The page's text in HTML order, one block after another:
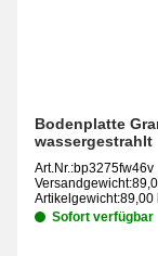
Bodenplatte
wassergestrahlt
Art.Nr.:bp3275fw46v
Versandgewicht:
Artikelgewicht:89,00
Sofort verfügbar